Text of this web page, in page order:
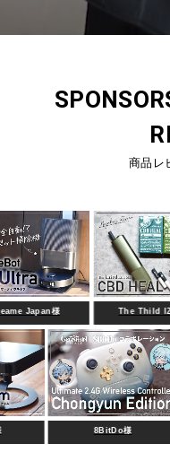
商品レ
The Thild IZUMI様